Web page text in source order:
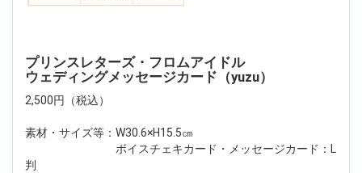
プリンスレターズ・フロムアイドル
ウェディングメッセージカード（yuzu）
2,500円（税込）
素材・サイズ等：W30.6×H15.5㎝
ボイスチェキカード・メッセージカード：L
判